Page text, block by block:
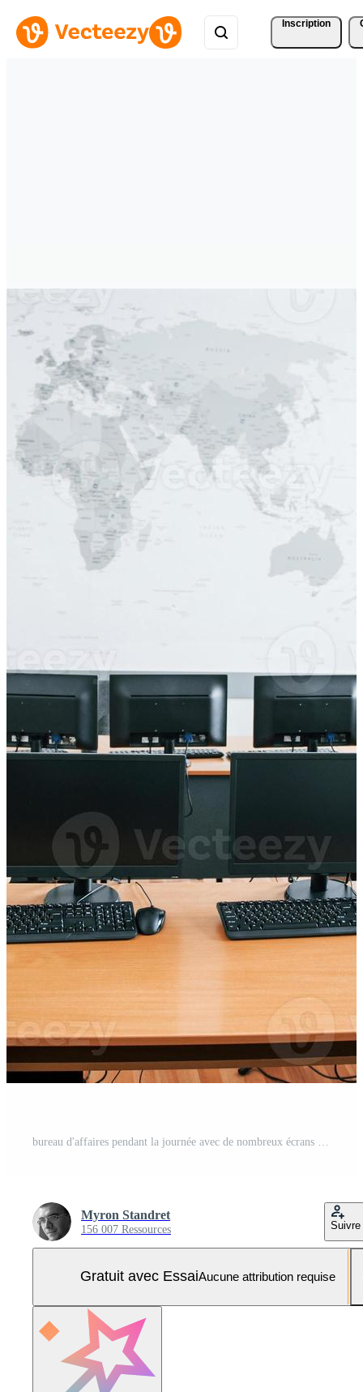
Inscription
Myron Standret
156 007 Ressources Suivre
Gratuit avec EssaiAucune attribution requise